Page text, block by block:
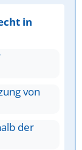
in
von
der